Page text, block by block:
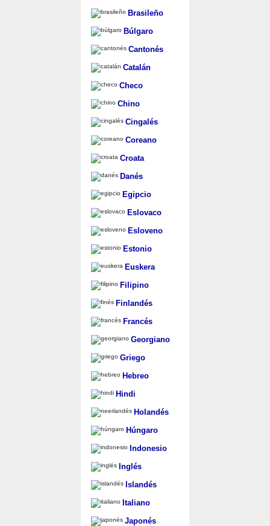
Brasileño
Búlgaro
Cantonés
Catalán
Checo
Chino
Cingalés
Coreano
Croata
Danés
Egipcio
Eslovaco
Esloveno
Estonio
Euskera
Filipino
Finlandés
Francés
Georgiano
Griego
Hebreo
Hindi
Holandés
Húngaro
Indonesio
Inglés
Islandés
Italiano
Japonés